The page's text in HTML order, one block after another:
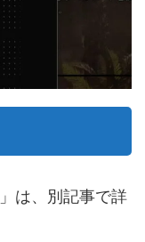
」は、別記事で詳